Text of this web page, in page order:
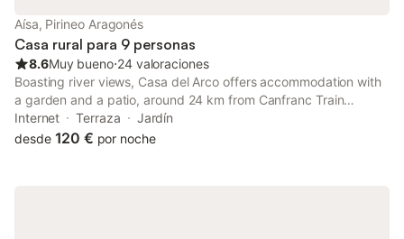
Aísa, Pirineo Aragonés
Casa rural para 9 personas
8.6Muy bueno⋅24 valoraciones
Boasting river views, Casa del Arco offers accommodation with
a garden and a patio, around 24 km from Canfranc Train
Station. The property features garden and city views, and is 34
km from Astun Ski Resort.
Internet Terraza
Jardín
desde 120 € por noche